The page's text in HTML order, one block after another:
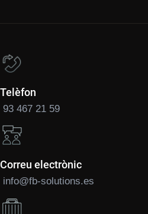
Telèfon
93 467 21 59
Correu electrònic
info@fb-solutions.es